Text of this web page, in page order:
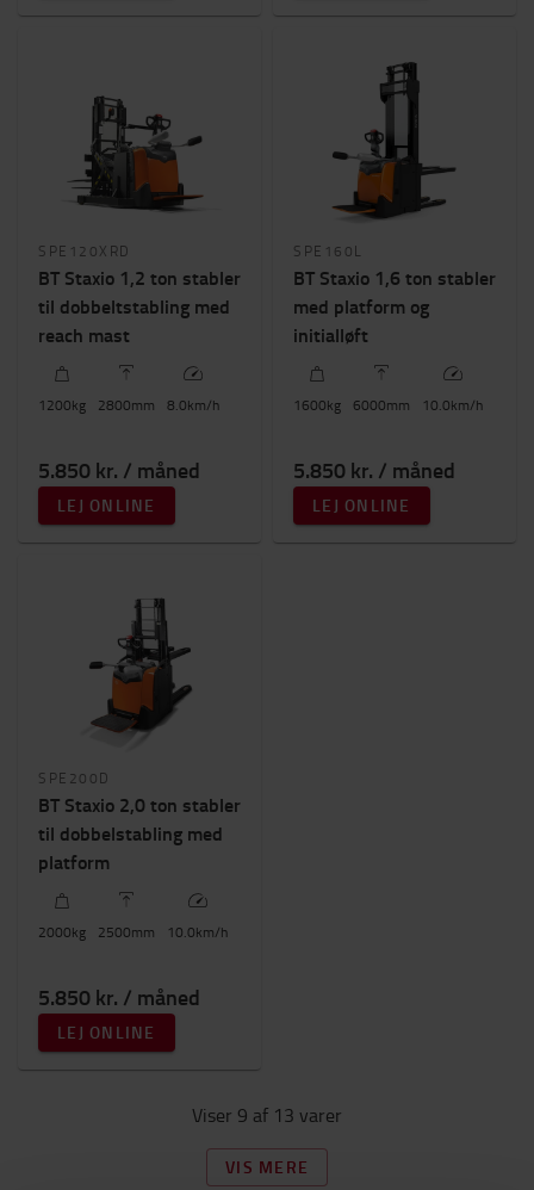
SPE120XRD
BT Staxio 1,2 ton stabler
til dobbeltstabling med
reach mast
1200kg 2800mm 8.0km/h
5.850 kr. / måned
LEJ ONLINE
SPE160L
BT Staxio 1,6 ton stabler
med platform og
initialløft
1600kg 6000mm 10.0km/h
5.850 kr. / måned
LEJ ONLINE
SPE200D
BT Staxio 2,0 ton stabler
til dobbelstabling med
platform
2000kg 2500mm 10.0km/h
5.850 kr. / måned
LEJ ONLINE
Viser 9 af 13 varer
VIS MERE